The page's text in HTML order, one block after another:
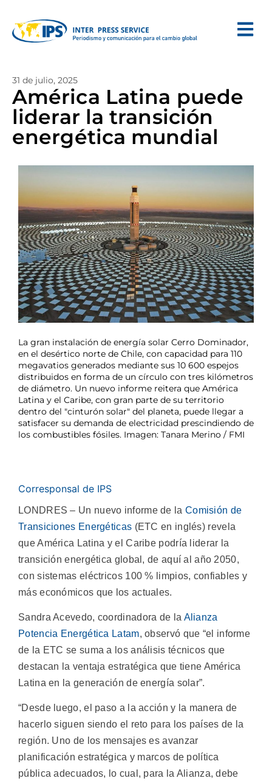
31 de julio, 2025
América Latina puede
liderar la transición
energética mundial
La gran instalación de energía solar Cerro Dominador,
en el desértico norte de Chile, con capacidad para 110
megavatios generados mediante sus 10 600 espejos
distribuidos en forma de un círculo con tres kilómetros
de diámetro. Un nuevo informe reitera que América
Latina y el Caribe, con gran parte de su territorio
dentro del "cinturón solar" del planeta, puede llegar a
satisfacer su demanda de electricidad prescindiendo de
los combustibles fósiles. Imagen: Tanara Merino / FMI
Corresponsal de IPS
LONDRES – Un nuevo informe de la Comisión de
Transiciones Energéticas (ETC en inglés) revela
que América Latina y el Caribe podría liderar la
transición energética global, de aquí al año 2050,
con sistemas eléctricos 100 % limpios, confiables y
más económicos que los actuales.
Sandra Acevedo, coordinadora de la Alianza
Potencia Energética Latam, observó que “el informe
de la ETC se suma a los análisis técnicos que
destacan la ventaja estratégica que tiene América
Latina en la generación de energía solar”.
“Desde luego, el paso a la acción y la manera de
hacerlo siguen siendo el reto para los países de la
región. Uno de los mensajes es avanzar
planificación estratégica y marcos de política
pública adecuados, lo cual, para la Alianza, debe